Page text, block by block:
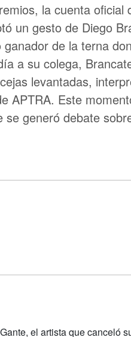
la cuenta oficial
un gesto de Diego
de la terna
a su colega,
levantadas,
APTRA. Este
generó debate